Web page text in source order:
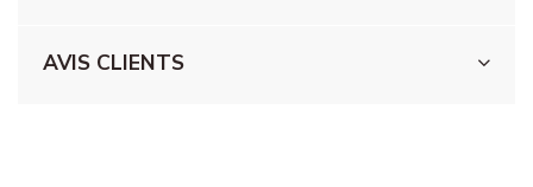
AVIS CLIENTS